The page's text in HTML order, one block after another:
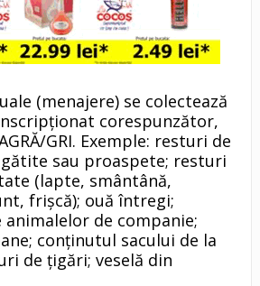
(menajere) se colectează
corespunzător,
GRI. Exemple: resturi de
sau proaspete; resturi
(lapte, smântână,
frişcă); ouă întregi;
animalelor de companie;
conţinutul sacului de la
de ţigări; veselă din